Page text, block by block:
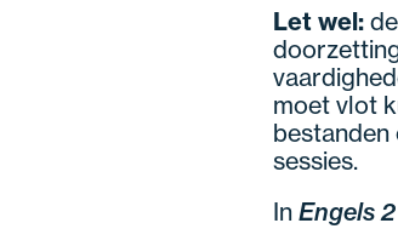
Let wel:
moet vlot
bestanden
sessies.
In Engels 2